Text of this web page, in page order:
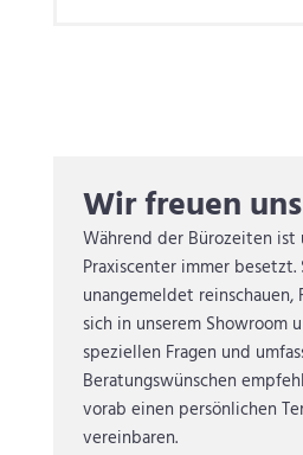
Wir freuen
Während der Bürozeiten ist
Praxiscenter immer besetzt.
unangemeldet reinschauen,
sich in unserem Showroom
speziellen Fragen und
Beratungswünschen
vorab einen persönlichen
vereinbaren.